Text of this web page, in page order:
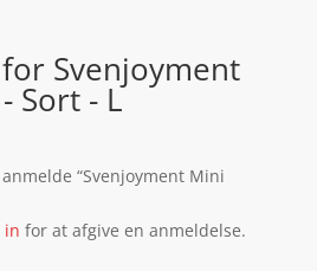
Svenjoyment
Sort - L
“Svenjoyment Mini
in for at afgive en anmeldelse.